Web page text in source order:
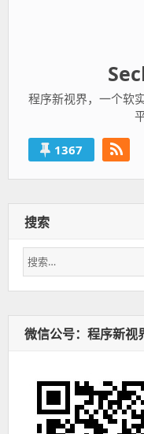
程序新视界，一个软
1367
搜索
搜
索：
微信公号：程序新视